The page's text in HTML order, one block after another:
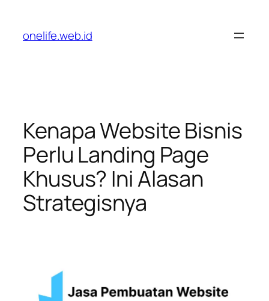
konten
onelife.web.id
Kenapa Website Bisnis
Perlu Landing Page
Khusus? Ini Alasan
Strategisnya